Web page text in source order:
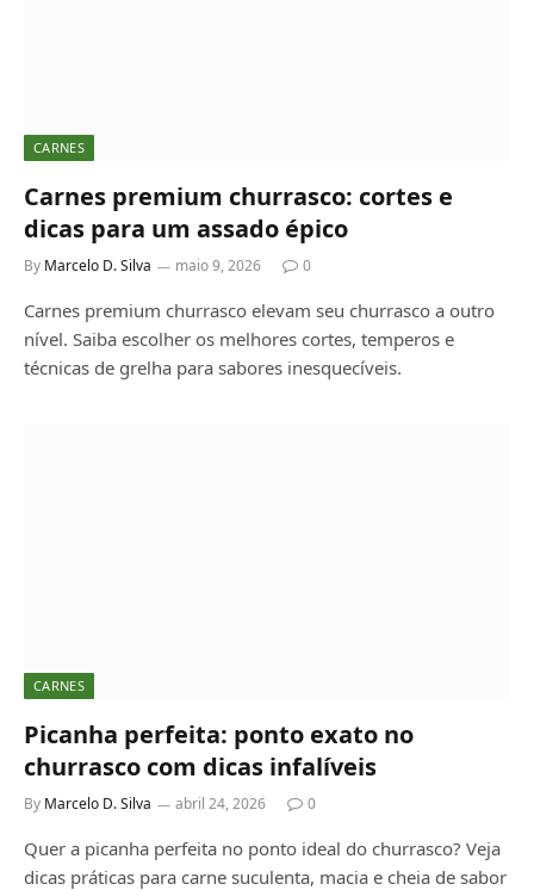
CARNES
Carnes premium churrasco: cortes e
dicas para um assado épico
By Marcelo D. Silva maio 9, 2026 0
Carnes premium churrasco elevam seu churrasco a outro
nível. Saiba escolher os melhores cortes, temperos e
técnicas de grelha para sabores inesquecíveis.
CARNES
Picanha perfeita: ponto exato no
churrasco com dicas infalíveis
By Marcelo D. Silva abril 24, 2026 0
Quer a picanha perfeita no ponto ideal do churrasco? Veja
dicas práticas para carne suculenta, macia e cheia de sabor